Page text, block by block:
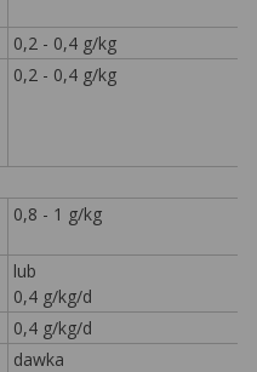
0,2 - 0,4 g/kg
0,2 - 0,4 g/kg
0,8 - 1 g/kg
lub
0,4 g/kg/d
0,4 g/kg/d
dawka